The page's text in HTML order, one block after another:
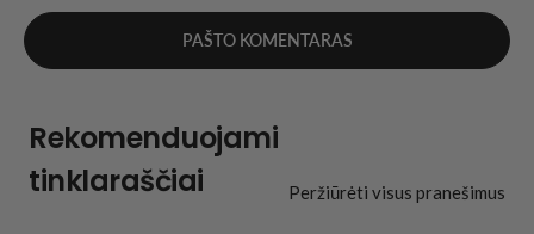
Rekomenduojami
tinklaraščiai
Peržiūrėti visus pranešimus